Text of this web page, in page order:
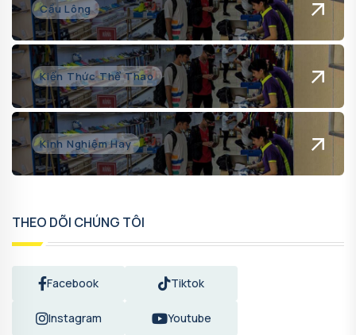
Cầu Lông
Kiến Thức Thể Thao
Kinh Nghiệm Hay
THEO DÕI CHÚNG TÔI
Facebook Tiktok
Instagram Youtube